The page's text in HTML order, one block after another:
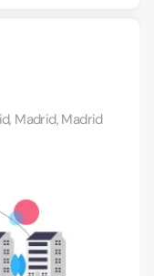
Madrid, Madrid